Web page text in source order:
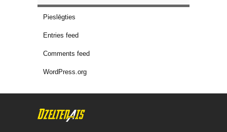
Pieslēgties
Entries feed
Comments feed
WordPress.org